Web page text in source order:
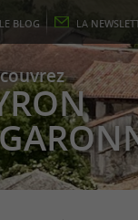
LE BLOG LA